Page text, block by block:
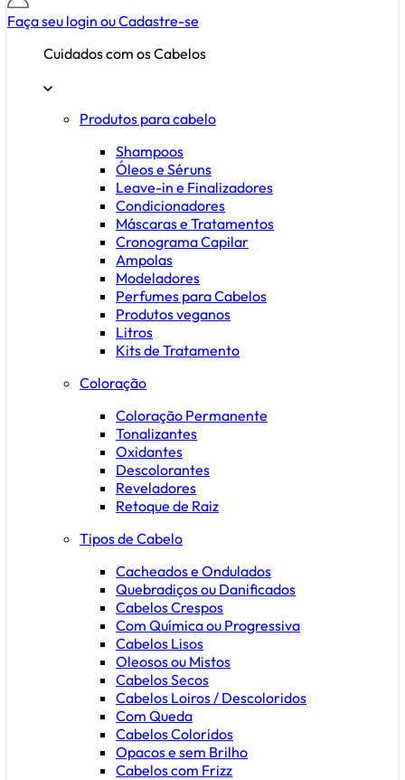
Faça seu login ouCadastre-se
Cuidados com os Cabelos
Produtos para cabelo
Shampoos
Óleos e Séruns
Leave-in e Finalizadores
Condicionadores
Máscaras e Tratamentos
Cronograma Capilar
Ampolas
Modeladores
Perfumes para Cabelos
Produtos veganos
Litros
Kits de Tratamento
Coloração
Coloração Permanente
Tonalizantes
Oxidantes
Descolorantes
Reveladores
Retoque de Raiz
Tipos de Cabelo
Cacheados e Ondulados
Quebradiços ou Danificados
Cabelos Crespos
Com Química ou Progressiva
Cabelos Lisos
Oleosos ou Mistos
Cabelos Secos
Cabelos Loiros / Descoloridos
Com Queda
Cabelos Coloridos
Opacos e sem Brilho
Cabelos com Frizz